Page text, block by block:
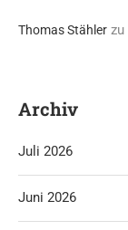
Thomas Stähler zu
Archiv
Juli 2026
Juni 2026